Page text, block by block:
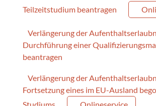
Teilzeitstudium beantragen
Verlängerung der
Durchführung einer
beantragen
Verlängerung der
Fortsetzung eines im EU-Ausland
Studiums
Onlineservice